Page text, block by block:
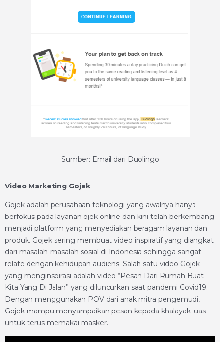
Sumber: Email dari Duolingo
Video Marketing Gojek
Gojek adalah perusahaan teknologi yang awalnya hanya
berfokus pada layanan ojek online dan kini telah berkembang
menjadi platform yang menyediakan beragam layanan dan
produk. Gojek sering membuat video inspiratif yang diangkat
dari masalah-masalah sosial di Indonesia sehingga sangat
relate dengan kehidupan audiens. Salah satu video Gojek
yang menginspirasi adalah video “Pesan Dari Rumah Buat
Kita Yang Di Jalan” yang diluncurkan saat pandemi Covid19.
Dengan menggunakan POV dari anak mitra pengemudi,
Gojek mampu menyampaikan pesan kepada khalayak luas
untuk terus memakai masker.